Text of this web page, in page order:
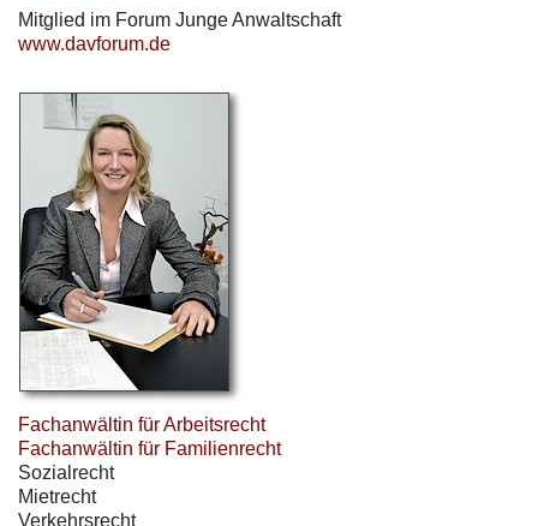
Mitglied im Forum Junge Anwaltschaft
www.davforum.de
Fachanwältin für Arbeitsrecht
Fachanwältin für Familienrecht
Sozialrecht
Mietrecht
Verkehrsrecht